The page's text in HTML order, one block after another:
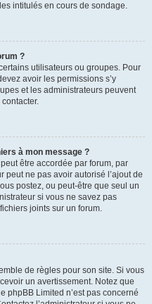
intitulés en cours de sondage.
?
utilisateurs ou groupes. Pour
avoir les permissions s’y
et les administrateurs peuvent
à mon message ?
être accordée par forum, par
peut ne pas avoir autorisé l’ajout de
postez, ou peut-être que seul un
si vous ne savez pas
joints sur un forum.
de règles pour son site. Si vous
un avertissement. Notez que
phpBB Limited n’est pas concerné